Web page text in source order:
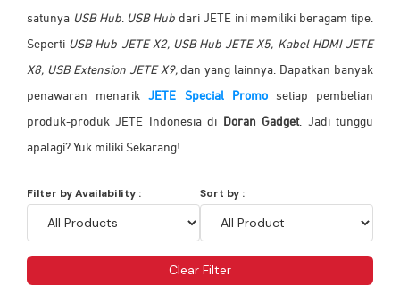
satunya USB Hub. USB Hub dari JETE ini memiliki beragam tipe.
Seperti USB Hub JETE X2, USB Hub JETE X5, Kabel HDMI JETE
X8, USB Extension JETE X9,dan yang lainnya. Dapatkan banyak
penawaran menarikJETE Special Promosetiap pembelian
produk-produk JETE Indonesia di Doran Gadget. Jadi tunggu
apalagi? Yuk miliki Sekarang!
Filter by Availability : Sort by :
Clear Filter